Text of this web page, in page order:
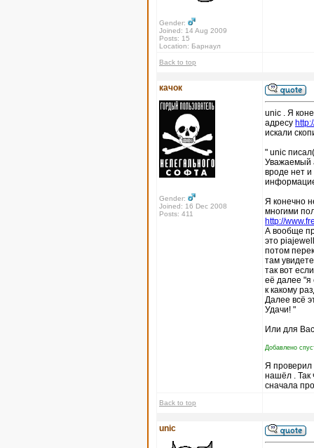
Gender:
Joined: 14 Aug 2009
Posts: 15
Location: Барнаул
Back to top
качок
Gender:
Joined: 16 Dec 2008
Posts: 411
unic . Я
адресу
искали
" unic
Уважаемый
вроде нет
Я конечно
многими
http://
А вообще
это
потом
там
так вот
её далее "я
к какому
Далее всё
Удачи! "
Или для
Добавлено
Я проверил
нашёл . Так
сначала
Back to top
unic